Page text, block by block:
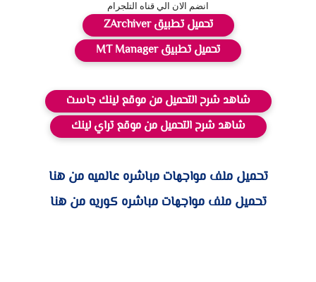
انضم الان الي قناه التلجرام
تحميل تطبيق ZArchiver
تحميل تطبيق MT Manager
شاهد شرح التحميل من موقع لينك جاست
شاهد شرح التحميل من موقع تراي لينك
تحميل ملف مواجهات مباشره عالميه من هنا
تحميل ملف مواجهات مباشره كوريه من هنا